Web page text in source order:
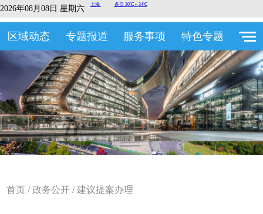
2026年08月08日 星期六
区域动态 专题报道 服务事项 特色专题
首页 /政务公开 /建议提案办理